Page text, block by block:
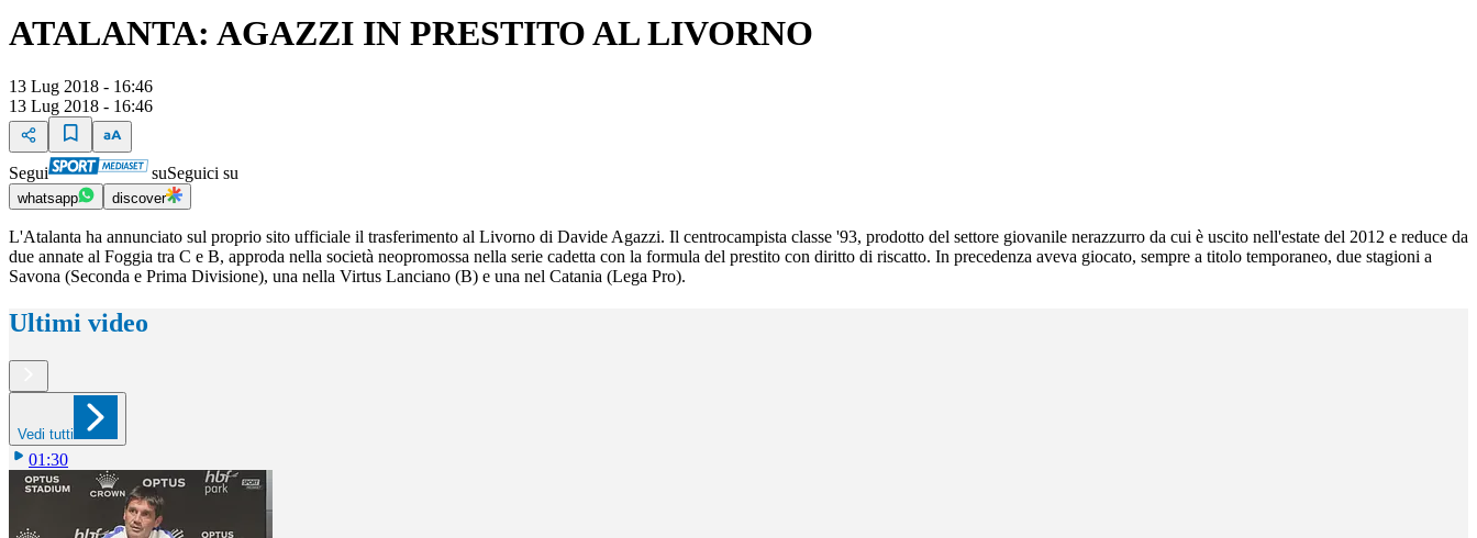
ATALANTA: AGAZZI IN PRESTITO AL LIVORNO
13 Lug 2018 - 16:46
13 Lug 2018 - 16:46
Segui suSeguici su
whatsapp discover
L'Atalanta ha annunciato sul proprio sito ufficiale il trasferimento al Livorno di Davide Agazzi. Il centrocampista classe '93, prodotto del settore giovanile nerazzurro da cui è uscito nell'estate del 2012 e reduce da
due annate al Foggia tra C e B, approda nella società neopromossa nella serie cadetta con la formula del prestito con diritto di riscatto. In precedenza aveva giocato, sempre a titolo temporaneo, due stagioni a
Savona (Seconda e Prima Divisione), una nella Virtus Lanciano (B) e una nel Catania (Lega Pro).
Ultimi video
Vedi tutti
01:30